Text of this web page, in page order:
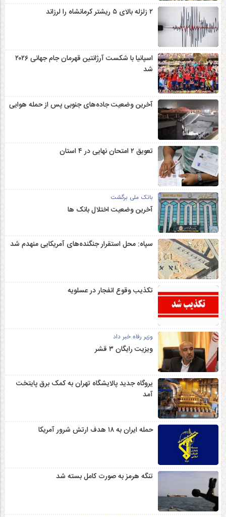
۲ زلزله‌ بالای ۵ ریشتر کرمانشاه را لرزاند
اسپانیا با شکست آرژانتین قهرمان جام جهانی ۲۰۲۶
شد
آخرین وضعیت جاده‌های جنوبی پس از حمله هوایی
تعویق ۲ امتحان نهایی در ۴ استان
بانک ملی برگشت
آخرین وضعیت اختلال بانک ها
سپاه: محل استقرار جنگنده‌های آمریکایی منهدم شد
تکذیب وقوع انفجار در عسلویه
وزیر رفاه خبر داد
ویزیت رایگان ۳ قشر
یروگاه جدید پالایشگاه تهران به کمک برق پایتخت
آمد
حمله ایران به ۱۸ هدف ارتش شرور آمریکا
تنگه هرمز به صورت کامل بسته شد